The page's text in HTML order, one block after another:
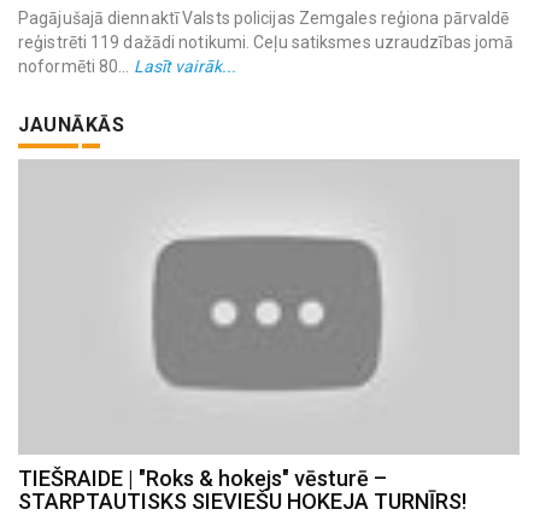
Pagājušajā diennaktī Valsts policijas Zemgales reģiona pārvaldē
reģistrēti 119 dažādi notikumi. Ceļu satiksmes uzraudzības jomā
noformēti 80... Lasīt vairāk...
JAUNĀKĀS
TIEŠRAIDE | "Roks & hokejs" vēsturē –
STARPTAUTISKS SIEVIEŠU HOKEJA TURNĪRS!